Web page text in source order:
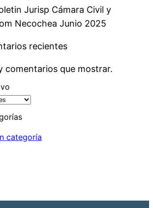
Jurisp Cámara Civil y
Necochea Junio 2025
recientes
comentarios que mostrar.
categoría